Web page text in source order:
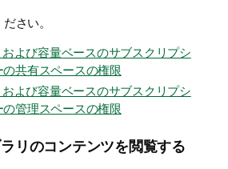
さい。
よび容量ベースのサブスクリプシ
の共有スペースの権限
よび容量ベースのサブスクリプシ
の管理スペースの権限
リのコンテンツを閲覧する